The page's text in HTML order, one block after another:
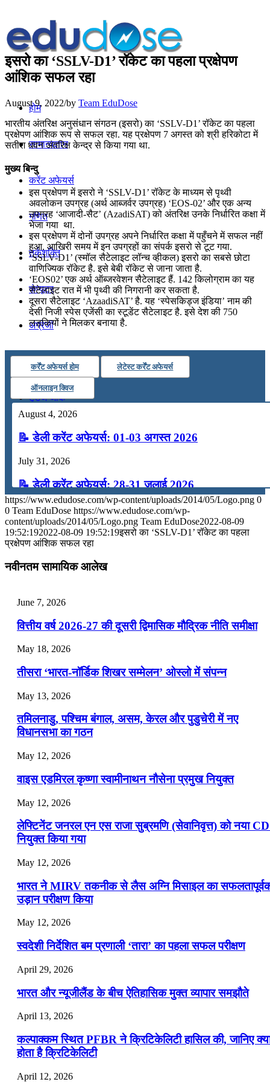
होम
सामान्यज्ञान
करेंट अफेयर्स
गणित
तर्कशक्ति
कंप्यूटर
अंग्रेजी
मॉक टेस्ट
टुडेज जीके
Menu Menu
इसरो का ‘SSLV-D1’ रॉकेट का पहला प्रक्षेपण
आंशिक सफल रहा
August 9, 2022/by Team EduDose
भारतीय अंतरिक्ष अनुसंधान संगठन (इसरो) का ‘SSLV-D1’ रॉकेट का पहला
प्रक्षेपण आंशिक रूप से सफल रहा. यह प्रक्षेपण 7 अगस्त को श्री हरिकोटा में
सतीश धवन अंतरिक्ष केन्द्र से किया गया था.
मुख्य बिन्दु
इस प्रक्षेपण में इसरो ने ‘SSLV-D1’ रॉकेट के माध्यम से पृथ्वी
अवलोकन उपग्रह (अर्थ आब्‍जर्वर उपग्रह) ‘EOS-02’ और एक अन्‍य
उपग्रह ‘आजादी-सैट’ (AzadiSAT) को अंतरिक्ष उनके निर्धारित कक्षा में
भेजा गया था.
इस प्रक्षेपण में दोनों उपग्रह अपने निर्धारित कक्षा में पहुँचने में सफल नहीं
हुआ. आखिरी समय में इन उपग्रहों का संपर्क इसरो से टूट गया.
‘SSLV-D1’ (स्मॉल सैटेलाइट लॉन्च व्हीकल) इसरो का सबसे छोटा
वाणिज्यिक रॉकेट है. इसे बेबी रॉकेट से जाना जाता है.
‘EOS02’ एक अर्थ ऑब्जरवेशन सैटेलाइट हैं. 142 किलोग्राम का यह
सैटेलाइट रात में भी पृथ्वी की निगरानी कर सकता है.
दूसरा सैटेलाइट ‘AzaadiSAT’ है. यह ‘स्पेसकिड्ज इंडिया’ नाम की
देसी निजी स्पेस एजेंसी का स्टूडेंट सैटेलाइट है. इसे देश की 750
लड़कियों ने मिलकर बनाया है.
कर्रेंट अफेयर्स होम लेटेस्ट कर्रेंट अफेयर्स
ऑनलाइन क्विज
August 4, 2026
📝 डेली करेंट अफेयर्स: 01-03 अगस्त 2026
July 31, 2026
📝 डेली करेंट अफेयर्स: 28-31 जुलाई 2026
July 28, 2026
📝 डेली करेंट अफेयर्स: 25-27 जुलाई 2026
July 22, 2026
📝 डेली करेंट अफेयर्स: 19-21 जुलाई 2026
July 19, 2026
📝 डेली करेंट अफेयर्स: 16-18 जुलाई 2026
July 16, 2026
📝 डेली करेंट अफेयर्स: 13-15 जुलाई 2026
https://www.edudose.com/wp-content/uploads/2014/05/Logo.png 0
0 Team EduDose https://www.edudose.com/wp-
content/uploads/2014/05/Logo.png Team EduDose2022-08-09
19:52:192022-08-09 19:52:19इसरो का ‘SSLV-D1’ रॉकेट का पहला
प्रक्षेपण आंशिक सफल रहा
नवीनतम सामायिक आलेख
June 7, 2026
वित्तीय वर्ष 2026-27 की दूसरी द्विमासिक मौद्रिक नीति समीक्षा
May 18, 2026
तीसरा ‘भारत-नॉर्डिक शिखर सम्मेलन’ ओस्लो में संपन्न
May 13, 2026
तमिलनाडु, पश्चिम बंगाल, असम, केरल और पुडुचेरी में नए
विधानसभा का गठन
May 12, 2026
वाइस एडमिरल कृष्णा स्वामीनाथन नौसेना प्रमुख नियुक्त
May 12, 2026
लेफ्टिनेंट जनरल एन एस राजा सुब्रमणि (सेवानिवृत्त) को नया
नियुक्त किया गया
May 12, 2026
भारत ने MIRV तकनीक से लैस अग्नि मिसाइल का
उड़ान परीक्षण किया
May 12, 2026
स्वदेशी निर्देशित बम प्रणाली ‘तारा’ का पहला सफल परीक्षण
April 29, 2026
भारत और न्यूजीलैंड के बीच ऐतिहासिक मुक्त व्यापार समझौते
April 13, 2026
कल्पाक्कम स्थित PFBR ने क्रिटिकेलिटी हासिल की, जानिए
होता है क्रिटिकेलिटी
April 12, 2026